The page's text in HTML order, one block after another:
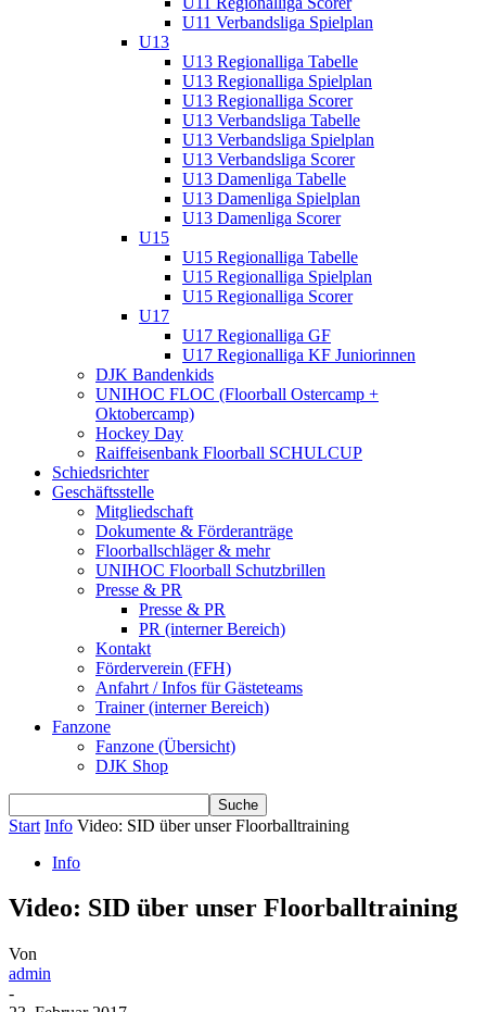
U11 Verbandsliga Spielplan
U13
U13 Regionalliga Tabelle
U13 Regionalliga Spielplan
U13 Regionalliga Scorer
U13 Verbandsliga Tabelle
U13 Verbandsliga Spielplan
U13 Verbandsliga Scorer
U13 Damenliga Tabelle
U13 Damenliga Spielplan
U13 Damenliga Scorer
U15
U15 Regionalliga Tabelle
U15 Regionalliga Spielplan
U15 Regionalliga Scorer
U17
U17 Regionalliga GF
U17 Regionalliga KF Juniorinnen
DJK Bandenkids
UNIHOC FLOC (Floorball Ostercamp +
Oktobercamp)
Hockey Day
Raiffeisenbank Floorball SCHULCUP
Schiedsrichter
Geschäftsstelle
Mitgliedschaft
Dokumente & Förderanträge
Floorballschläger & mehr
UNIHOC Floorball Schutzbrillen
Presse & PR
Presse & PR
PR (interner Bereich)
Kontakt
Förderverein (FFH)
Anfahrt / Infos für Gästeteams
Trainer (interner Bereich)
Fanzone
Fanzone (Übersicht)
DJK Shop
Start Info Video: SID über unser Floorballtraining
Info
Video: SID über unser Floorballtraining
Von
admin
-